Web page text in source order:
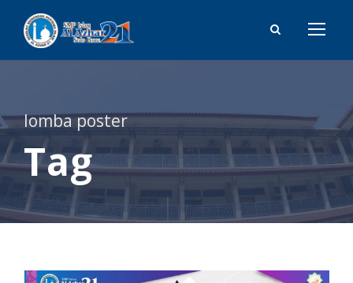
lomba poster
Tag